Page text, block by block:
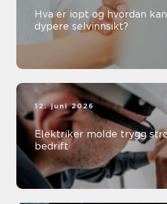
Hva er iopt og hvordan
dypere selvinnsikt?
12. juni 2026
Elektriker molde trygg strøm i hjem og
bedrift